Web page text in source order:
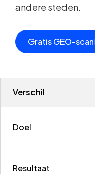
Verschil
Doel
Resultaat
andere steden.
Gratis GEO-scan